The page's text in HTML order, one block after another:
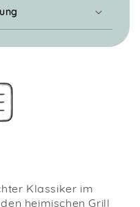
Klassiker im
heimischen Grill